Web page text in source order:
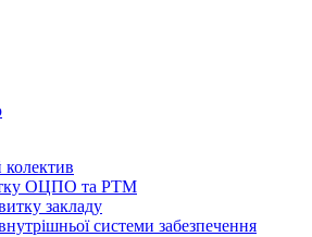
колектив
ОЦПО та РТМ
закладу
системи забезпечення